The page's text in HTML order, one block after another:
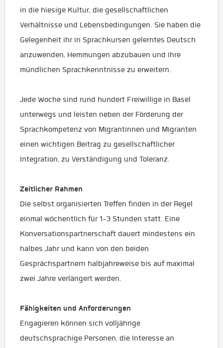
in die hiesige Kultur, die gesellschaftlichen
Verhältnisse und Lebensbedingungen. Sie haben die
Gelegenheit ihr in Sprachkursen gelerntes Deutsch
anzuwenden, Hemmungen abzubauen und ihre
mündlichen Sprachkenntnisse zu erweitern.
Jede Woche sind rund hundert Freiwillige in Basel
unterwegs und leisten neben der Förderung der
Sprachkompetenz von Migrantinnen und Migranten
einen wichtigen Beitrag zu gesellschaftlicher
Integration, zu Verständigung und Toleranz.
Zeitlicher Rahmen
Die selbst organisierten Treffen finden in der Regel
einmal wöchentlich für 1-3 Stunden statt. Eine
Konversationspartnerschaft dauert mindestens ein
halbes Jahr und kann von den beiden
Gesprächspartnern halbjahreweise bis auf maximal
zwei Jahre verlängert werden.
Fähigkeiten und Anforderungen
Engagieren können sich volljährige
deutschsprachige Personen, die Interesse an